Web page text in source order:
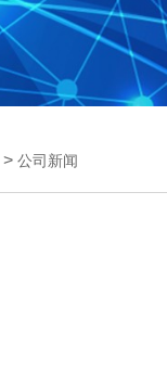
> 公司新闻